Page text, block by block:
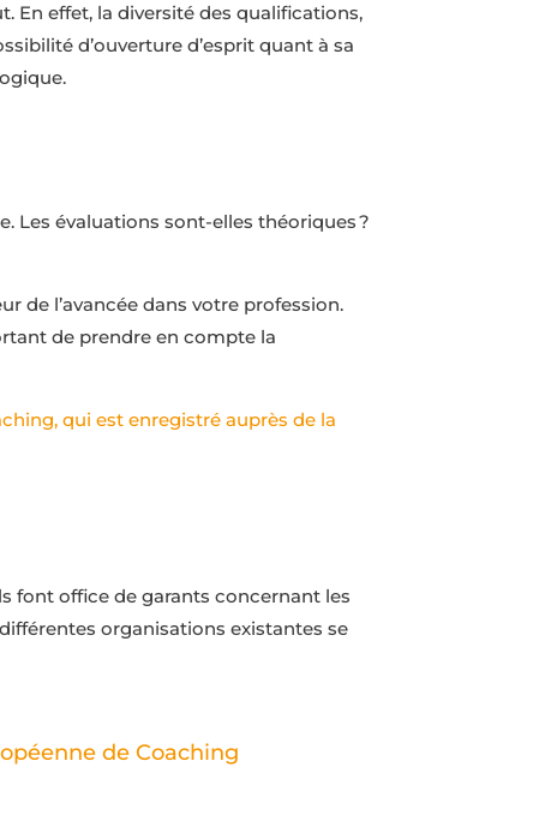
En effet, la diversité des qualifications,
d’ouverture d’esprit quant à sa
Les évaluations sont-elles théoriques ?
de l’avancée dans votre profession.
de prendre en compte la
qui est enregistré auprès de la
font office de garants concernant les
organisations existantes se
de Coaching